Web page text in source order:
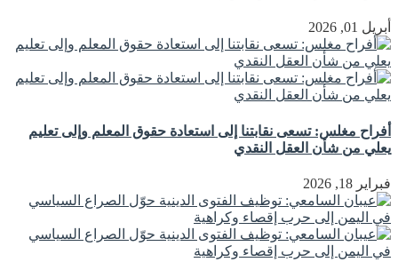
أبريل 01, 2026
أفراح مغلس: تسعى نقابتنا إلى استعادة حقوق المعلم وإلى تعليم
يعلي من شأن العقل النقدي
فبراير 18, 2026